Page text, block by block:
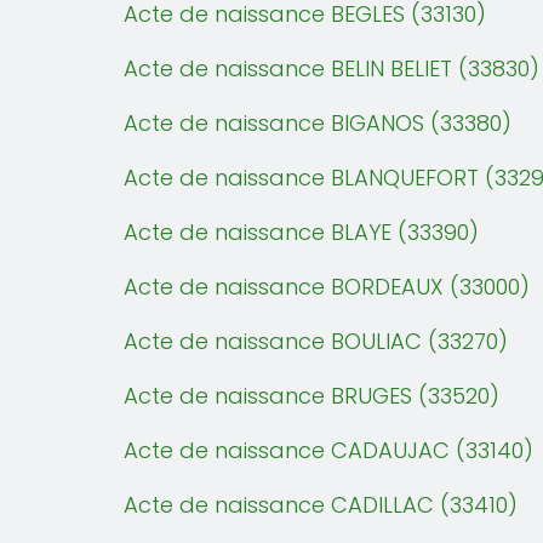
Acte de naissance BEGLES (33130)
Acte de naissance BELIN BELIET (33830)
Acte de naissance BIGANOS (33380)
Acte de naissance BLANQUEFORT
Acte de naissance BLAYE (33390)
Acte de naissance BORDEAUX (33000)
Acte de naissance BOULIAC (33270)
Acte de naissance BRUGES (33520)
Acte de naissance CADAUJAC (33140)
Acte de naissance CADILLAC (33410)